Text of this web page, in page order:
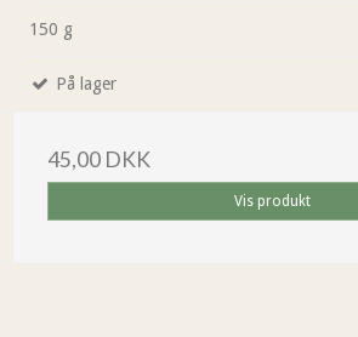
150 g
På lager
45,00 DKK
Vis produkt